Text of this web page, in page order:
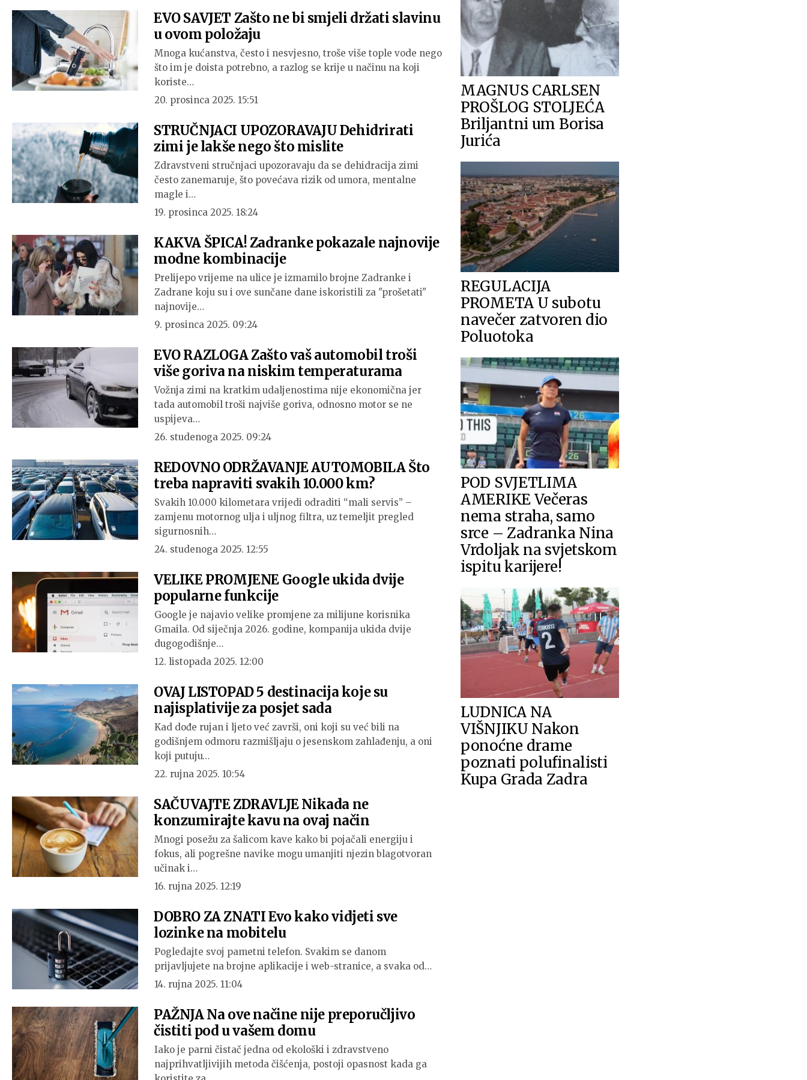
EVO SAVJET Zašto ne bi smjeli držati slavinu
u ovom položaju
Mnoga kućanstva, često i nesvjesno, troše više tople vode nego
što im je doista potrebno, a razlog se krije u načinu na koji
koriste…
20. prosinca 2025. 15:51
STRUČNJACI UPOZORAVAJU Dehidrirati
zimi je lakše nego što mislite
Zdravstveni stručnjaci upozoravaju da se dehidracija zimi
često zanemaruje, što povećava rizik od umora, mentalne
magle i…
19. prosinca 2025. 18:24
KAKVA ŠPICA! Zadranke pokazale najnovije
modne kombinacije
Prelijepo vrijeme na ulice je izmamilo brojne Zadranke i
Zadrane koju su i ove sunčane dane iskoristili za "prošetati"
najnovije…
9. prosinca 2025. 09:24
EVO RAZLOGA Zašto vaš automobil troši
više goriva na niskim temperaturama
Vožnja zimi na kratkim udaljenostima nije ekonomična jer
tada automobil troši najviše goriva, odnosno motor se ne
uspijeva…
26. studenoga 2025. 09:24
REDOVNO ODRŽAVANJE AUTOMOBILA Što
treba napraviti svakih 10.000 km?
Svakih 10.000 kilometara vrijedi odraditi “mali servis” –
zamjenu motornog ulja i uljnog filtra, uz temeljit pregled
sigurnosnih…
24. studenoga 2025. 12:55
VELIKE PROMJENE Google ukida dvije
popularne funkcije
Google je najavio velike promjene za milijune korisnika
Gmaila. Od siječnja 2026. godine, kompanija ukida dvije
dugogodišnje…
12. listopada 2025. 12:00
OVAJ LISTOPAD 5 destinacija koje su
najisplativije za posjet sada
Kad dođe rujan i ljeto već završi, oni koji su već bili na
godišnjem odmoru razmišljaju o jesenskom zahlađenju, a oni
koji putuju…
22. rujna 2025. 10:54
SAČUVAJTE ZDRAVLJE Nikada ne
konzumirajte kavu na ovaj način
Mnogi posežu za šalicom kave kako bi pojačali energiju i
fokus, ali pogrešne navike mogu umanjiti njezin blagotvoran
učinak i…
16. rujna 2025. 12:19
DOBRO ZA ZNATI Evo kako vidjeti sve
lozinke na mobitelu
Pogledajte svoj pametni telefon. Svakim se danom
prijavljujete na brojne aplikacije i web-stranice, a svaka od…
14. rujna 2025. 11:04
PAŽNJA Na ove načine nije preporučljivo
čistiti pod u vašem domu
Iako je parni čistač jedna od ekološki i zdravstveno
najprihvatljivijih metoda čišćenja, postoji opasnost kada ga
MAGNUS CARLSEN
PROŠLOG STOLJEĆA
Briljantni um Borisa
Jurića
REGULACIJA
PROMETA U subotu
navečer zatvoren dio
Poluotoka
POD SVJETLIMA
AMERIKE Večeras
nema straha, samo
srce – Zadranka Nina
Vrdoljak na svjetskom
ispitu karijere!
LUDNICA NA
VIŠNJIKU Nakon
ponoćne drame
poznati polufinalisti
Kupa Grada Zadra